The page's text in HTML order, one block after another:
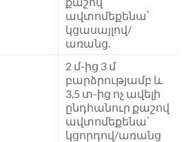
ավտոմեքենա՝
կցասայլով/
առանց.
2 մ-ից 3 մ
բարձրությամբ և
3,5 տ-ից ոչ ավելի
ընդհանուր քաշով
ավտոմեքենա՝
կցորդով/առանց